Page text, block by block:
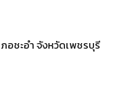
อชะอำ จังหวัดเพชรบุรี